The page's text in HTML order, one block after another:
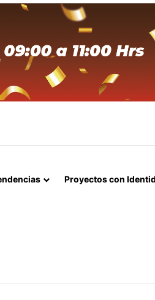
UNIDOS EL FIN DEL BLOQUEO
Proyectos con